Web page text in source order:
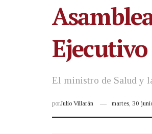
El ministro de Salud y
porJulio Villarán martes, 30